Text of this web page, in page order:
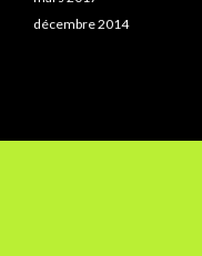
décembre 2014